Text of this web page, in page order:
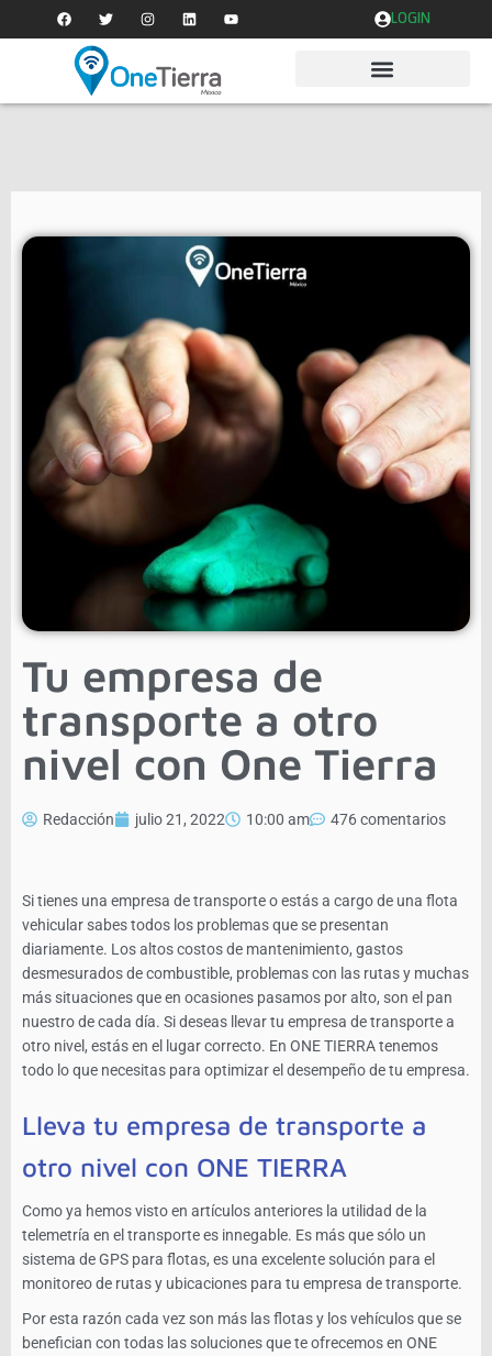
LOGIN
Tu empresa de
transporte a otro
nivel con One Tierra
Redacción julio 21, 2022 10:00 am 476 comentarios
Si tienes una empresa de transporte o estás a cargo de una flota
vehicular sabes todos los problemas que se presentan
diariamente. Los altos costos de mantenimiento, gastos
desmesurados de combustible, problemas con las rutas y muchas
más situaciones que en ocasiones pasamos por alto, son el pan
nuestro de cada día. Si deseas llevar tu empresa de transporte a
otro nivel, estás en el lugar correcto. En ONE TIERRA tenemos
todo lo que necesitas para optimizar el desempeño de tu empresa.
Lleva tu empresa de transporte a
otro nivel con ONE TIERRA
Como ya hemos visto en artículos anteriores la utilidad de la
telemetría en el transporte es innegable. Es más que sólo un
sistema de GPS para flotas, es una excelente solución para el
monitoreo de rutas y ubicaciones para tu empresa de transporte.
Por esta razón cada vez son más las flotas y los vehículos que se
benefician con todas las soluciones que te ofrecemos en ONE